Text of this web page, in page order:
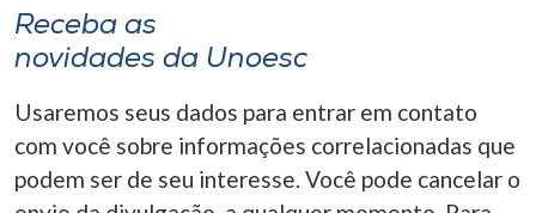
Receba as
novidades da Unoesc
Usaremos seus dados para entrar em contato
com você sobre informações correlacionadas que
podem ser de seu interesse. Você pode cancelar o